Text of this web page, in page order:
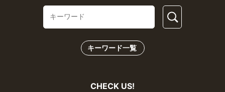
キーワード一覧
CHECK US!